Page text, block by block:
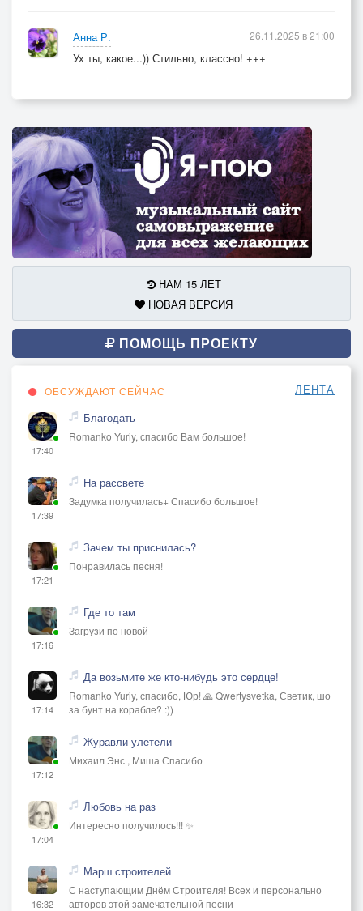
Анна Р.
Ух ты, какое...)) Стильно, классно! +++
26.11.2025 в 21:00
НАМ 15 ЛЕТ
НОВАЯ ВЕРСИЯ
ПОМОЩЬ ПРОЕКТУ
ОБСУЖДАЮТ СЕЙЧАС ЛЕНТА
17:40
Благодать
Romanko Yuriy, спасибо Вам большое!
17:39
На рассвете
Задумка получилась+ Спасибо большое!
17:21
Зачем ты приснилась?
Понравилась песня!
17:16
Где то там
Загрузи по новой
17:14
Да возьмите же кто-нибудь это сердце!
Romanko Yuriy, спасибо, Юр! 🙏 Qwertysvetka, Светик, шо
за бунт на корабле? :))
17:12
Журавли улетели
Михаил Энс , Миша Спасибо
17:04
Любовь на раз
Интересно получилось!!! ✨
16:32
Марш строителей
С наступающим Днём Строителя! Всех и персонально
авторов этой замечательной песни